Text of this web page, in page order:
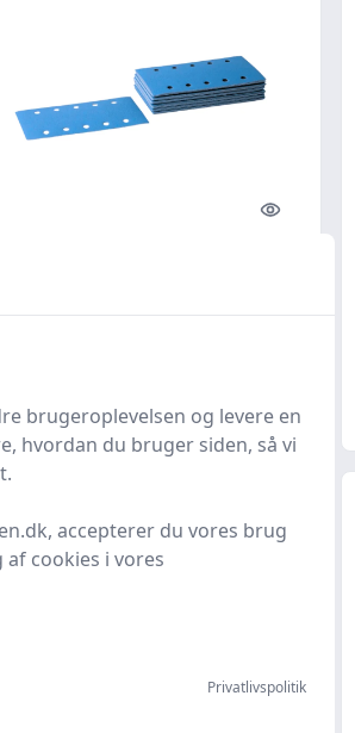
Quick look
mm Korn P80
kr.
brugeroplevelsen og levere en
hvordan du bruger siden, så vi
accepterer du vores brug
cookies i vores
Privatlivspolitik